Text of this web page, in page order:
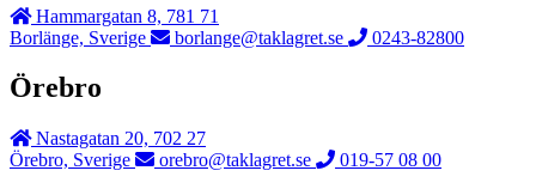
Hammargatan 8, 781 71
Borlänge, Sverige
borlange@taklagret.se 0243-82800
Örebro
Nastagatan 20, 702 27
Örebro, Sverige
orebro@taklagret.se 019-57 08 00